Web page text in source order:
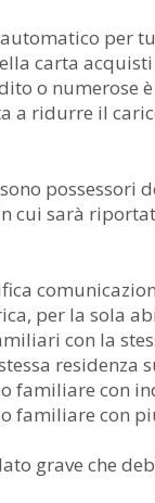
per
carta
o numerose
a ridurre il
possessori
cui sarà
per la sola
con la
residenza
familiare con
familiare con
grave che